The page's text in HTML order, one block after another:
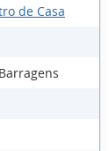
de Casa